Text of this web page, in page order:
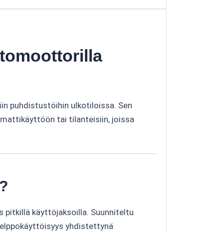
puhdistustöihin ulkotiloissa. Sen
tai tilanteisiin, joissa
pitkillä käyttöjaksoilla. Suunniteltu
yhdistettynä